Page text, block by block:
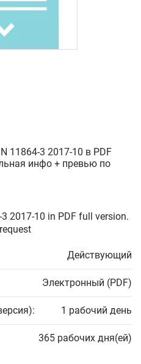
11864-3 2017-10 в PDF
инфо + превью по
2017-10 in PDF full version.
Действующий
Электронный (PDF)
1 рабочий день
365 рабочих дня(ей)